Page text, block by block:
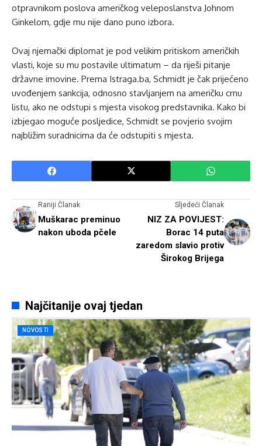
otpravnikom poslova američkog veleposlanstva Johnom
Ginkelom, gdje mu nije dano puno izbora.
Ovaj njemački diplomat je pod velikim pritiskom američkih
vlasti, koje su mu postavile ultimatum – da riješi pitanje
državne imovine. Prema Istraga.ba, Schmidt je čak prijećeno
uvođenjem sankcija, odnosno stavljanjem na američku crnu
listu, ako ne odstupi s mjesta visokog predstavnika. Kako bi
izbjegao moguće posljedice, Schmidt se povjerio svojim
najbližim suradnicima da će odstupiti s mjesta.
Raniji Članak
Muškarac preminuo
nakon uboda pčele
Sljedeći Članak
NIZ ZA POVIJEST:
Borac 14 puta
zaredom slavio protiv
Širokog Brijega
Najčitanije ovaj tjedan
NOVOSTI